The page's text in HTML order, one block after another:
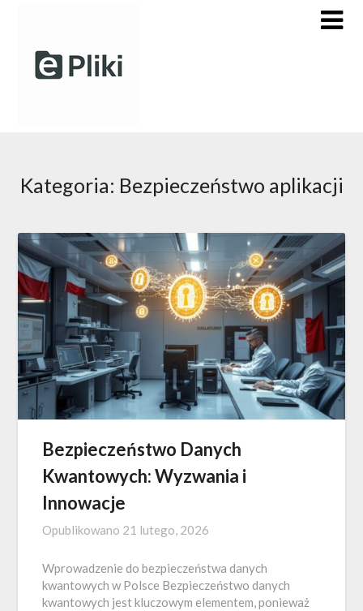
content
Kategoria: Bezpieczeństwo aplikacji
Bezpieczeństwo Danych
Kwantowych: Wyzwania i
Innowacje
Opublikowano 21 lutego, 2026
Wprowadzenie do bezpieczeństwa danych
kwantowych w Polsce Bezpieczeństwo danych
kwantowych jest kluczowym elementem, ponieważ